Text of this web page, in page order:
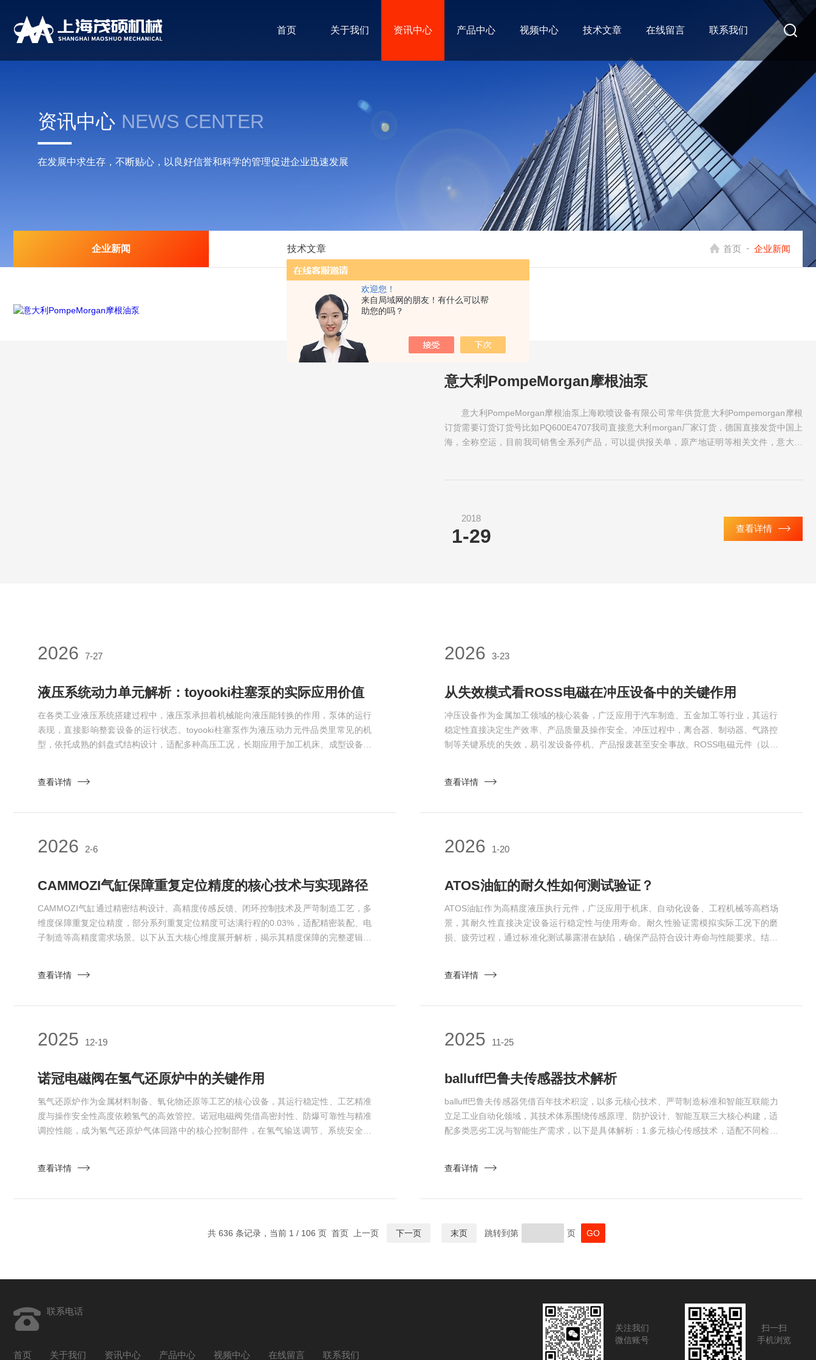
欢迎您！
来自局域网的朋友！有什么可以帮
助您的吗？
首页 关于我们 资讯中心 产品中心 视频中心 技术文章 在线留言 联系我们
资讯中心 NEWS CENTER
在发展中求生存，不断贴心，以良好信誉和科学的管理促进企业迅速发展
企业新闻 技术文章 首页 - 企业新闻
意大利PompeMorgan摩根油泵
意大利PompeMorgan摩根油泵上海欧喷设备有限公司常年供货意大利Pompemorgan摩根
订货需要订货订货号比如PQ600E4707我司直接意大利morgan厂家订货，德国直接发货中国上
海，全称空运，目前我司销售全系列产品，可以提供报关单，原产地证明等相关文件，意大利
2018
1-29 查看详情
2026 7-27
液压系统动力单元解析：toyooki柱塞泵的实际应用价值
在各类工业液压系统搭建过程中，液压泵承担着机械能向液压能转换的作用，泵体的运行
表现，直接影响整套设备的运行状态。toyooki柱塞泵作为液压动力元件品类里常见的机
型，依托成熟的斜盘式结构设计，适配多种高压工况，长期应用于加工机床、成型设备、
量。设备空载或者低压运行阶段，斜盘角度随之减小，排量同步下调，减少无用功率消
查看详情
2026 3-23
从失效模式看ROSS电磁在冲压设备中的关键作用
冲压设备作为金属加工领域的核心装备，广泛应用于汽车制造、五金加工等行业，其运行
稳定性直接决定生产效率、产品质量及操作安全。冲压过程中，离合器、制动器、气路控
制等关键系统的失效，易引发设备停机、产品报废甚至安全事故。ROSS电磁元件（以双
作用可通过冲压设备常见失效模式清晰体现。冲压设备最频发的失效模式之一是离合器/制
查看详情
2026 2-6
CAMMOZI气缸保障重复定位精度的核心技术与实现路径
CAMMOZI气缸通过精密结构设计、高精度传感反馈、闭环控制技术及严苛制造工艺，多
维度保障重复定位精度，部分系列重复定位精度可达满行程的0.03%，适配精密装配、电
子制造等高精度需求场景。以下从五大核心维度展开解析，揭示其精度保障的完整逻辑。
动摩擦阻力与磨损，确保长期运动稳定性。-6PF系列定位气缸采用低摩擦...
查看详情
2026 1-20
ATOS油缸的耐久性如何测试验证？
ATOS油缸作为高精度液压执行元件，广泛应用于机床、自动化设备、工程机械等高档场
景，其耐久性直接决定设备运行稳定性与使用寿命。耐久性验证需模拟实际工况下的磨
损、疲劳过程，通过标准化测试暴露潜在缺陷，确保产品符合设计寿命与性能要求。结合
顾设备适配性、参数规范性与数据可追溯性，为精准验证提供支撑。样品选取需覆盖...
查看详情
2025 12-19
诺冠电磁阀在氢气还原炉中的关键作用
氢气还原炉作为金属材料制备、氧化物还原等工艺的核心设备，其运行稳定性、工艺精准
度与操作安全性高度依赖氢气的高效管控。诺冠电磁阀凭借高密封性、防爆可靠性与精准
调控性能，成为氢气还原炉气体回路中的核心控制部件，在氢气输送调节、系统安全防
性。还原炉内氢气的流量、压力稳定性直接决定产品还原质量。诺冠电磁阀采用伺服驱动
查看详情
2025 11-25
balluff巴鲁夫传感器技术解析
balluff巴鲁夫传感器凭借百年技术积淀，以多元核心技术、严苛制造标准和智能互联能力
立足工业自动化领域，其技术体系围绕传感原理、防护设计、智能互联三大核心构建，适
配多类恶劣工况与智能生产需求，以下是具体解析：1.多元核心传感技术，适配不同检测
导丝与磁环磁场耦合产生应变脉冲，BTL系列产品分辨率达0.03μm，断电不丢数据...
查看详情
共 636 条记录，当前 1 / 106 页 首页 上一页 下一页 末页 跳转到第 页
联系电话
首页 关于我们 资讯中心 产品中心 视频中心 在线留言 联系我们
关注我们
微信账号
扫一扫
手机浏览